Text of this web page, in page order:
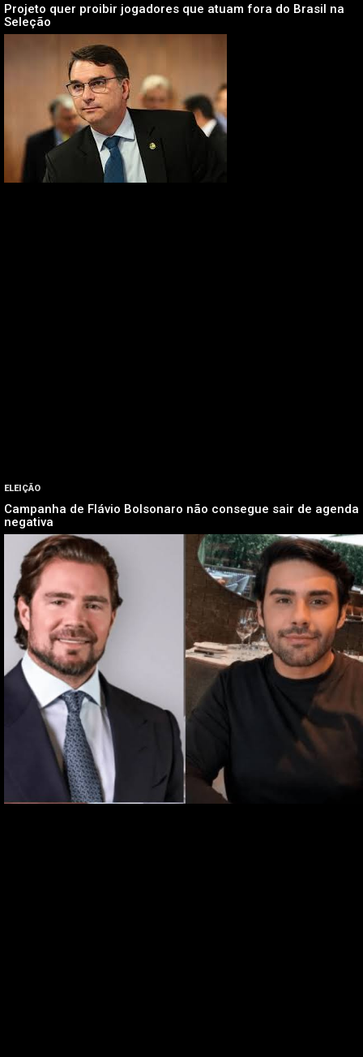
Projeto quer proibir jogadores que atuam fora do Brasil na
Seleção
ELEIÇÃO
Campanha de Flávio Bolsonaro não consegue sair de agenda
negativa